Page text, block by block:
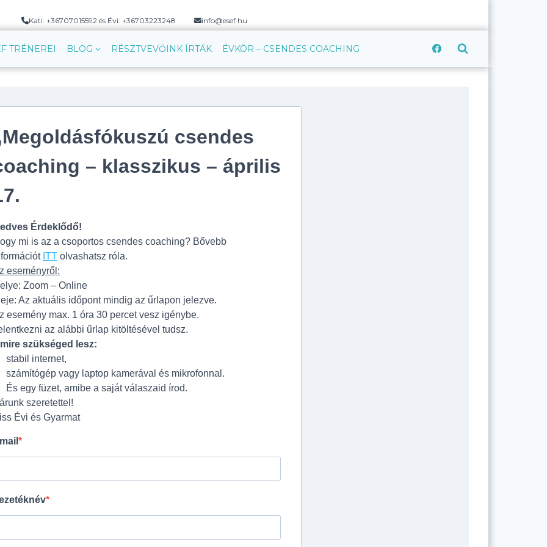
Kati: +36707015592 és Évi: +36703223248 info@esef.hu
TRÉNEREI BLOG RÉSZTVEVŐINK ÍRTÁK ÉVKÖR – CSENDES COACHING
csendes
– klasszikus – április
Érdeklődő!
mi is az a csoportos csendes coaching? Bővebb
ITT olvashatsz róla.
eseményről:
Zoom – Online
Az aktuális időpont mindig az űrlapon jelezve.
esemény max. 1 óra 30 percet vesz igénybe.
az alábbi űrlap kitöltésével tudsz.
szükséged lesz:
stabil internet,
számítógép vagy laptop kamerával és mikrofonnal.
És egy füzet, amibe a saját válaszaid írod.
szeretettel!
Évi és Gyarmat